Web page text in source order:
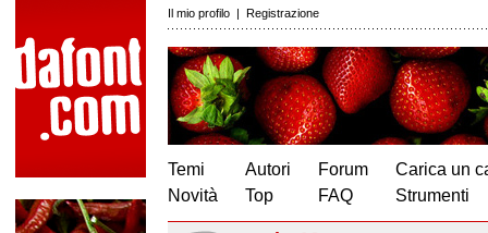
Il mio profilo | Registrazione
Temi
Novità
Autori
Top
Forum
FAQ
Carica un
Strumenti